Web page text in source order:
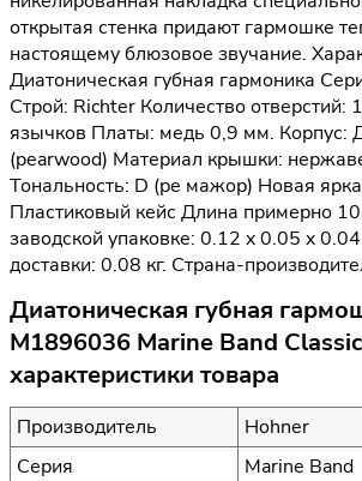
открытая стенка придают гармошке
настоящему блюзовое звучание.
Диатоническая губная гармоника
Строй: Richter Количество
язычков Платы: медь 0,9 мм. Корпус:
(pearwood) Материал крышки:
Тональность: D (ре мажор) Новая
Пластиковый кейс Длина примерно
заводской упаковке: 0.12 x 0.05 x
доставки: 0.08 кг. Страна-
Диатоническая губная
M1896036 Marine Band
характеристики товара
Производитель
Hohner
Серия
Marine Band